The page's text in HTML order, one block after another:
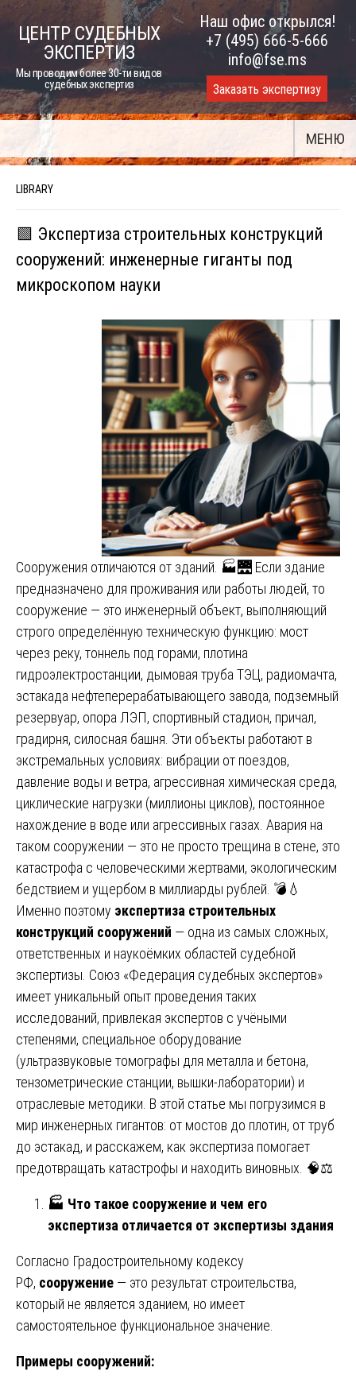
Skip
ЦЕНТР СУДЕБНЫХ
ЭКСПЕРТИЗ
Мы проводим более 30-ти видов
судебных экспертиз
Наш офис открылся!
+7 (495) 666-5-666
info@fse.ms
Заказать экспертизу
МЕНЮ
LIBRARY
🟩 Экспертиза строительных конструкций
сооружений: инженерные гиганты под
микроскопом науки
Сооружения отличаются от зданий. 🏭🌉 Если здание
предназначено для проживания или работы людей, то
сооружение — это инженерный объект, выполняющий
строго определённую техническую функцию: мост
через реку, тоннель под горами, плотина
гидроэлектростанции, дымовая труба ТЭЦ, радиомачта,
эстакада нефтеперерабатывающего завода, подземный
резервуар, опора ЛЭП, спортивный стадион, причал,
градирня, силосная башня. Эти объекты работают в
экстремальных условиях: вибрации от поездов,
давление воды и ветра, агрессивная химическая среда,
циклические нагрузки (миллионы циклов), постоянное
нахождение в воде или агрессивных газах. Авария на
таком сооружении — это не просто трещина в стене, это
катастрофа с человеческими жертвами, экологическим
бедствием и ущербом в миллиарды рублей. 💣💧
Именно поэтому экспертиза строительных
конструкций сооружений — одна из самых сложных,
ответственных и наукоёмких областей судебной
экспертизы. Союз «Федерация судебных экспертов»
имеет уникальный опыт проведения таких
исследований, привлекая экспертов с учёными
степенями, специальное оборудование
(ультразвуковые томографы для металла и бетона,
тензометрические станции, вышки-лаборатории) и
отраслевые методики. В этой статье мы погрузимся в
мир инженерных гигантов: от мостов до плотин, от труб
до эстакад, и расскажем, как экспертиза помогает
предотвращать катастрофы и находить виновных. 🧠⚖️
🏭 Что такое сооружение и чем его
экспертиза отличается от экспертизы здания
Согласно Градостроительному кодексу
РФ, сооружение — это результат строительства,
который не является зданием, но имеет
самостоятельное функциональное значение.
Примеры сооружений: